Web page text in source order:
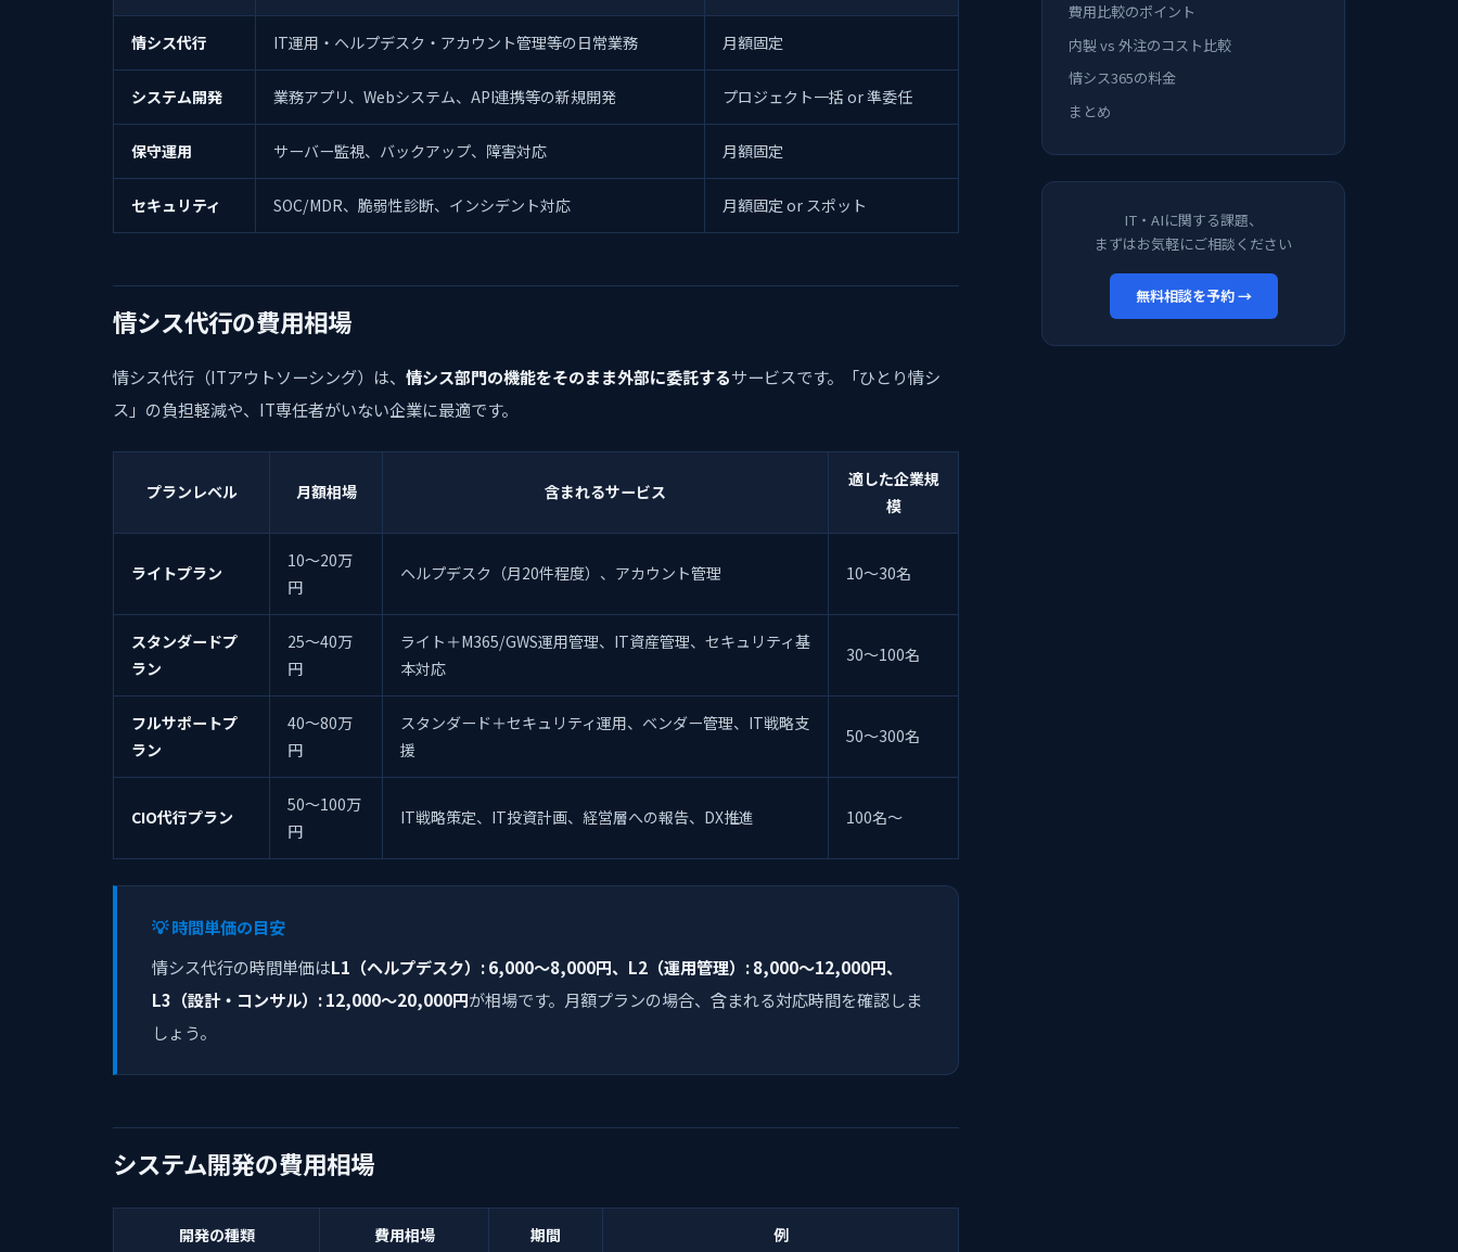
情シス代行 IT運用・ヘルプデスク・アカウント管理等の日常業務 月額固定
システム開発 業務アプリ、Webシステム、API連携等の新規開発 プロジェクト一括 or 準委任
保守運用 サーバー監視、バックアップ、障害対応 月額固定
セキュリティ SOC/MDR、脆弱性診断、インシデント対応 月額固定 or スポット
情シス代行の費用相場
情シス代行（ITアウトソーシング）は、 情シス部門の機能をそのまま外部に委託するサービスです。「ひとり情シ
ス」の負担軽減や、IT専任者がいない企業に最適です。
プランレベル 月額相場 含まれるサービス
適した企業規
模
ライトプラン
10〜20万
円
ヘルプデスク（月20件程度）、アカウント管理 10〜30名
スタンダードプ
ラン
25〜40万
円
ライト＋M365/GWS運用管理、IT資産管理、セキュリティ基
本対応
30〜100名
フルサポートプ
ラン
40〜80万
円
スタンダード＋セキュリティ運用、ベンダー管理、IT戦略支
援
50〜300名
CIO代行プラン
50〜100万
円
IT戦略策定、IT投資計画、経営層への報告、DX推進 100名〜
💡 時間単価の目安
情シス代行の時間単価はL1（ヘルプデスク）: 6,000〜8,000円、L2（運用管理）: 8,000〜12,000円、
L3（設計・コンサル）: 12,000〜20,000円が相場です。月額プランの場合、含まれる対応時間を確認しま
しょう。
システム開発の費用相場
開発の種類 費用相場 期間 例
費用比較のポイント
内製 vs 外注のコスト比較
情シス365の料金
まとめ
IT・AIに関する課題、
まずはお気軽にご相談ください
無料相談を予約 →